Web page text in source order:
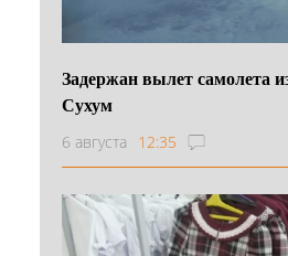
Задержан вылет самолета
Сухум
6 августа 12:35